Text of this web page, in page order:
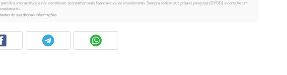
fins informativos e não constituem aconselhamento financeiro ou de investimento. Sempre realize sua própria pesquisa (DYOR) e consulte um
do uso dessas informações.